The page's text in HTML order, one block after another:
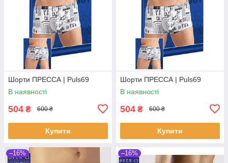
Шорти ПРЕССА | Puls69
В наявності
504 ₴ 600 ₴
Купити
Шорти ПРЕССА | Puls69
В наявності
504 ₴ 600 ₴
Купити
–16% –16%